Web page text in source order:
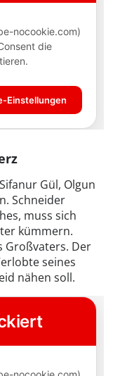
Gül, Olgun
Schneider
muss sich
kümmern.
Großvaters. Der
seines
nähen soll.